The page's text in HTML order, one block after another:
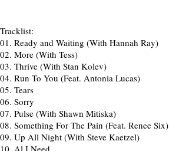
Tracklist:
01. Ready and Waiting (With Hannah Ray)
02. More (With Tess)
03. Thrive (With Stan Kolev)
04. Run To You (Feat. Antonia Lucas)
05. Tears
06. Sorry
07. Pulse (With Shawn Mitiska)
08. Something For The Pain (Feat. Renee Six)
09. Up All Night (With Steve Kaetzel)
10. Al I Need